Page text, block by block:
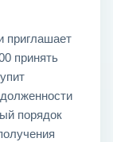
приглашает
принять
порядок